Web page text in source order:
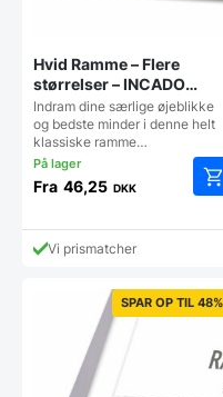
Hvid Ramme – Flere
størrelser – INCADO
Nordicline
Indram dine særlige øjeblikke
og bedste minder i denne helt
klassiske ramme…
Fra 46,25 DKK
kan
på
Vi prismatcher
SPAR OP TIL 48%